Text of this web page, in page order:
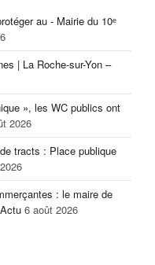
au - Mairie du 10ᵉ
| La Roche-sur-Yon –
», les WC publics ont
2026
tracts : Place publique
: le maire de
6 août 2026